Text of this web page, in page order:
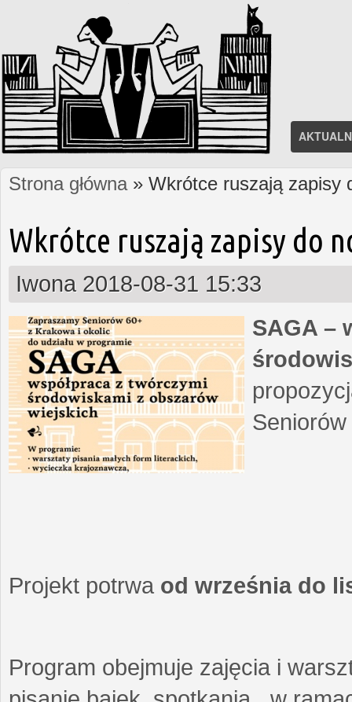
Jesteś tutaj
Strona główna» Wkrótce ruszają zapisy
Wkrótce ruszają zapisy do
Iwona 2018-08-31 15:33
SAGA –
Projekt potrwa od września do
Program obejmuje zajęcia i